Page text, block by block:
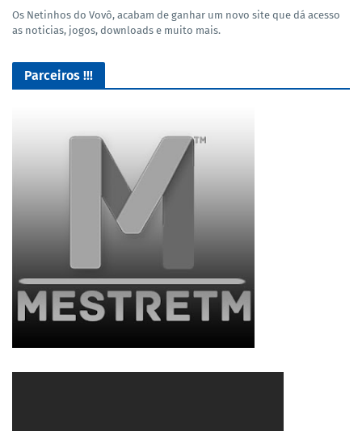
Os Netinhos do Vovô, acabam de ganhar um novo site que dá acesso
as noticias, jogos, downloads e muito mais.
Parceiros !!!
Baixe jogos e varios programas 100% Seguros